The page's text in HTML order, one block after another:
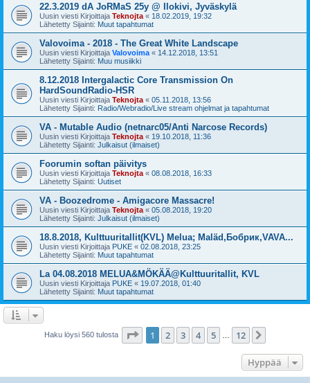
22.3.2019 dA JoRMaS 25y @ Ilokivi, Jyväskylä
Uusin viesti Kirjoittaja Teknojta « 18.02.2019, 19:32
Lähetetty Sijainti: Muut tapahtumat
Valovoima - 2018 - The Great White Landscape
Uusin viesti Kirjoittaja Valovoima « 14.12.2018, 13:51
Lähetetty Sijainti: Muu musiikki
8.12.2018 Intergalactic Core Transmission On
HardSoundRadio-HSR
Uusin viesti Kirjoittaja Teknojta « 05.11.2018, 13:56
Lähetetty Sijainti: Radio/Webradio/Live stream ohjelmat ja tapahtumat
VA - Mutable Audio (netnarc05/Anti Narcose Records)
Uusin viesti Kirjoittaja Teknojta « 19.10.2018, 11:36
Lähetetty Sijainti: Julkaisut (ilmaiset)
Foorumin softan päivitys
Uusin viesti Kirjoittaja Teknojta « 08.08.2018, 16:33
Lähetetty Sijainti: Uutiset
VA - Boozedrome - Amigacore Massacre!
Uusin viesti Kirjoittaja Teknojta « 05.08.2018, 19:20
Lähetetty Sijainti: Julkaisut (ilmaiset)
18.8.2018, Kulttuuritallit(KVL) Melua; Maläd,Бобрик,VAVA...
Uusin viesti Kirjoittaja PUKE « 02.08.2018, 23:25
Lähetetty Sijainti: Muut tapahtumat
La 04.08.2018 MELUA&MÖKÄÄ@Kulttuuritallit, KVL
Uusin viesti Kirjoittaja PUKE « 19.07.2018, 01:40
Lähetetty Sijainti: Muut tapahtumat
Haku löysi 560 tulosta Sivu /12
1 2 3 4 5 12
Hyppää